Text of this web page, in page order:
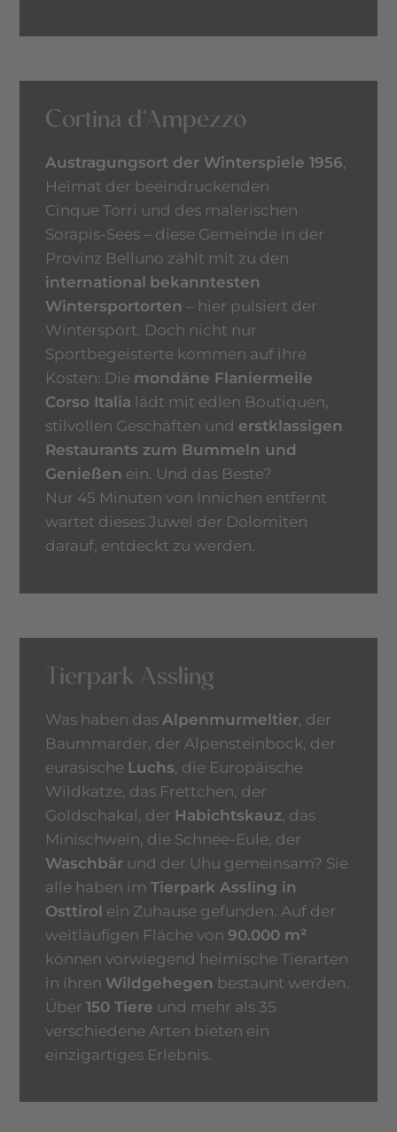
Cortina d’Ampezzo
Austragungsort der Winterspiele 1956,
Heimat der beeindruckenden
Cinque Torri und des malerischen
Sorapis-Sees – diese Gemeinde in der
Provinz Belluno zählt mit zu den
international
bekanntesten
Wintersportorten – hier pulsiert der
Wintersport. Doch nicht nur
Sportbegeisterte kommen auf ihre
Kosten: Die mondäne Flaniermeile
Corso Italia lädt mit edlen Boutiquen,
stilvollen Geschäften und erstklassigen
Restaurants zum Bummeln und
Genießen ein. Und das Beste?
Nur 45 Minuten von Innichen entfernt
wartet dieses Juwel der Dolomiten
darauf, entdeckt zu werden.
Tierpark Assling
Was haben das Alpenmurmeltier, der
Baummarder, der Alpensteinbock, der
eurasische Luchs, die Europäische
Wildkatze, das Frettchen, der
Goldschakal, der Habichtskauz, das
Minischwein, die Schnee-Eule, der
Waschbärund der Uhu gemeinsam? Sie
alle haben im Tierpark Assling in
Osttirol ein Zuhause gefunden. Auf der
weitläufigen Fläche von 90.000 m²
können vorwiegend heimische Tierarten
in ihren Wildgehegen bestaunt werden.
Über 150 Tiere und mehr als 35
verschiedene Arten bieten ein
einzigartiges Erlebnis.